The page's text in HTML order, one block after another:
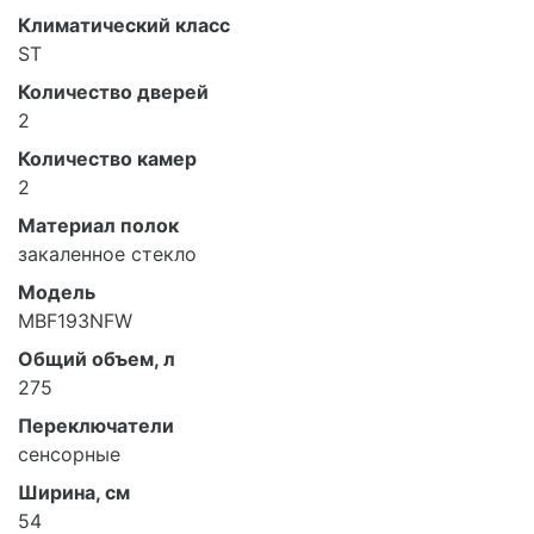
Климатический класс
ST
Количество дверей
2
Количество камер
2
Материал полок
закаленное стекло
Модель
MBF193NFW
Общий объем, л
275
Переключатели
сенсорные
Ширина, см
54